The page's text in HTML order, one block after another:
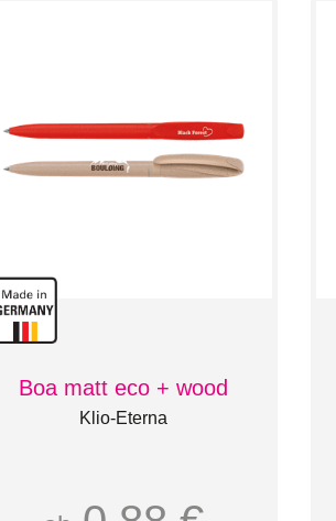
Boa matt eco + wood
Klio-Eterna